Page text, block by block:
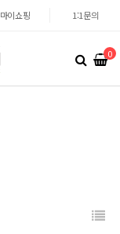
마이쇼핑 1:1문의
0